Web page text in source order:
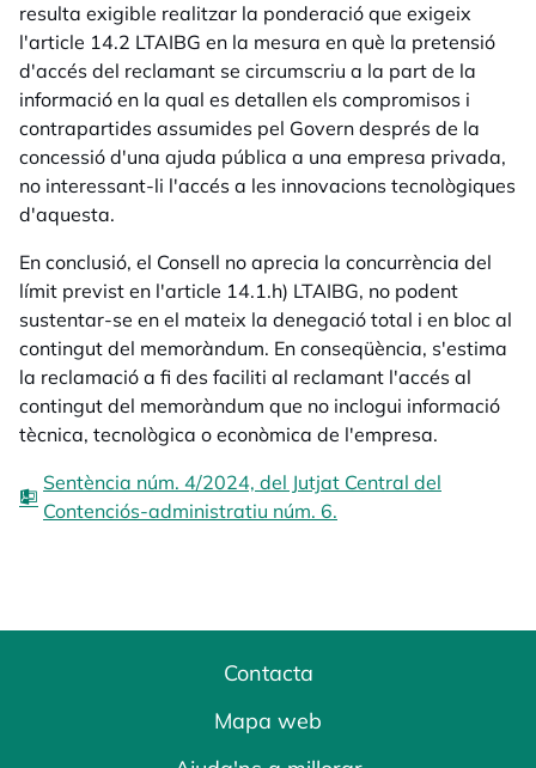
resulta exigible realitzar la ponderació que exigeix
l'article 14.2 LTAIBG en la mesura en què la pretensió
d'accés del reclamant se circumscriu a la part de la
informació en la qual es detallen els compromisos i
contrapartides assumides pel Govern després de la
concessió d'una ajuda pública a una empresa privada,
no interessant-li l'accés a les innovacions tecnològiques
d'aquesta.
En conclusió, el Consell no aprecia la concurrència del
límit previst en l'article 14.1.h) LTAIBG, no podent
sustentar-se en el mateix la denegació total i en bloc al
contingut del memoràndum. En conseqüència, s'estima
la reclamació a fi des faciliti al reclamant l'accés al
contingut del memoràndum que no inclogui informació
tècnica, tecnològica o econòmica de l'empresa.
Sentència núm. 4/2024, del Jutjat Central del
Contenciós-administratiu núm. 6.
Contacta
Mapa web